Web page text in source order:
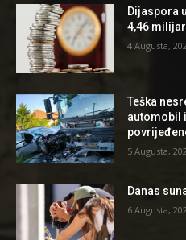
Dijaspora
4,46
4 Augusta,
Teška
automobil
5 Augusta,
Danas
6 Augusta,